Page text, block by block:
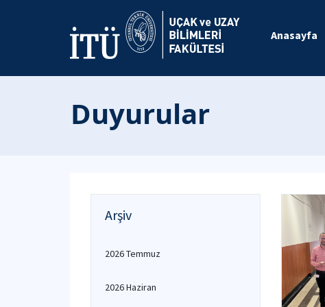
Anasayfa
Duyurular
Arşiv
2026 Temmuz
2026 Haziran